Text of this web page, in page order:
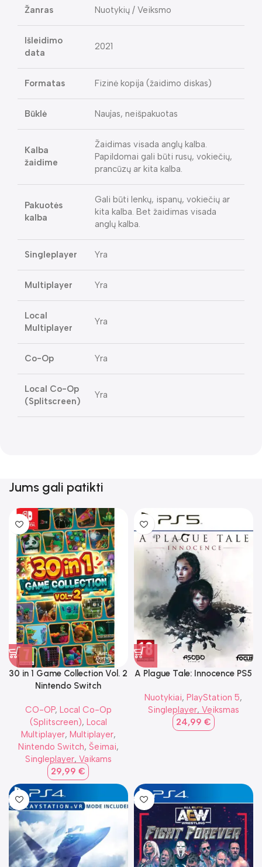
Žanras Nuotykių / Veiksmo
Išleidimo
data
2021
Formatas Fizinė kopija (žaidimo diskas)
Būklė Naujas, neišpakuotas
Kalba
žaidime
Žaidimas visada anglų kalba.
Papildomai gali būti rusų, vokiečių,
prancūzų ar kita kalba.
Pakuotės
kalba
Gali būti lenkų, ispanų, vokiečių ar
kita kalba. Bet žaidimas visada
anglų kalba.
Singleplayer Yra
Multiplayer Yra
Local
Multiplayer
Yra
Co-Op Yra
Local Co-Op
(Splitscreen)
Yra
Jums gali patikti
30 in 1 Game Collection Vol. 2
Nintendo Switch
CO-OP, Local Co-Op
(Splitscreen), Local
Multiplayer, Multiplayer,
Nintendo Switch, Šeimai,
Singleplayer, Vaikams
29,99€
A Plague Tale: Innocence PS5
Nuotykiai,PlayStation 5,
Singleplayer, Veiksmas
24,99 €